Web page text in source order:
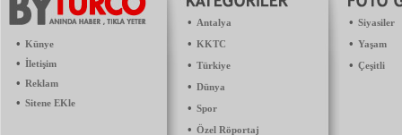
• Künye
• İletişim
• Reklam
• Sitene EKle
• Antalya
• KKTC
• Türkiye
• Dünya
• Spor
• Özel Röportaj
• Siyasiler
• Yaşam
• Çeşitli